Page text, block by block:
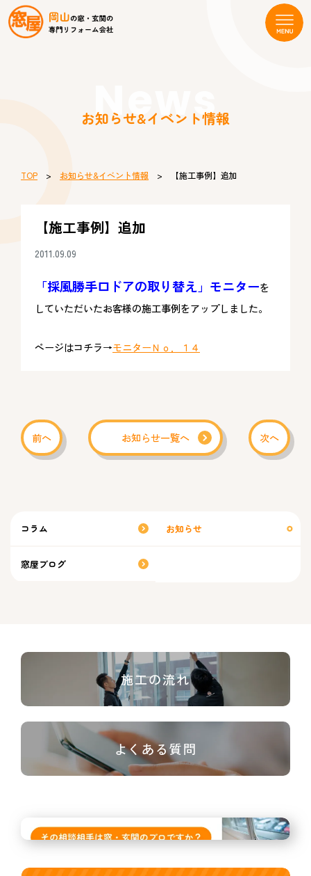
News
お知らせ&イベント情報
TOP > お知らせ&イベント情報 > 【施工事例】追加
【施工事例】追加
2011.09.09
「採風勝手口ドアの取り替え」モニターを
していただいたお客様の施工事例をアップしました。
ページはコチラ→モニターＮｏ．１４
前へ 次へ
お知らせ一覧へ
コラム お知らせ
窓屋ブログ
施工の流れ
よくある質問